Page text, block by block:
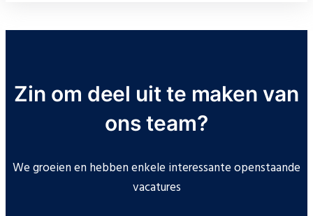
Zin om deel uit te maken van
ons team?
We groeien en hebben enkele interessante openstaande
vacatures